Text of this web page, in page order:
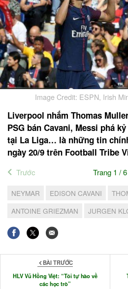
Image Credit: ESPN, Irish
Liverpool nhắm Thomas
PSG bán Cavani, Messi phá
tại La Liga… là những tin
ngày 20/9 trên Football Tribe
Trước Trang 1 / 6
NEYMAR EDISON CAVANI
ANTOINE GRIEZMAN
JURGEN
BÀI TRƯỚC
HLV Vũ Hồng Việt: “Tôi tự hào về
các học trò”